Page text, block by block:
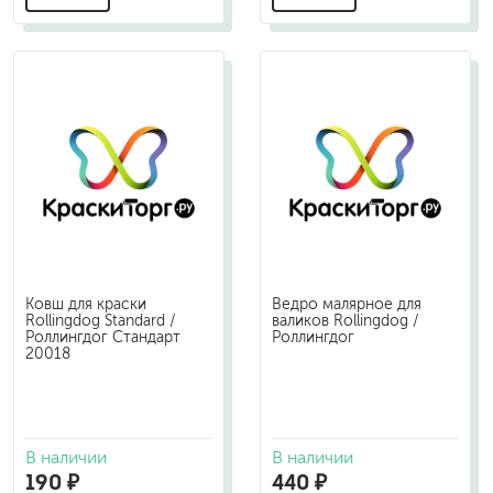
Ковш для краски
Rollingdog Standard /
Роллингдог Стандарт
20018
В наличии
190 ₽
Ведро малярное для
валиков Rollingdog /
Роллингдог
В наличии
440 ₽